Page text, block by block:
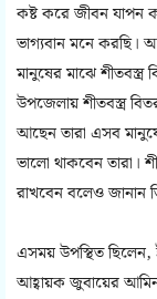
কষ্ট করে জীবন যাপন
ভাগ‌্যবান মনে করছি।
মানুষের মাঝে
উপজেলায় শীতবস্ত্র
আছেন তারা এসব
ভালো থাকবেন তারা।
রাখবেন বলেও জানান
এসময় উপস্থিত
আহ্বায়ক জুবায়ের